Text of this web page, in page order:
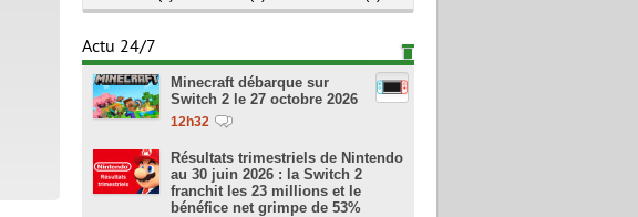
Actu 24/7
Minecraft débarque sur
Switch 2 le 27 octobre 2026
12h32
Résultats trimestriels de Nintendo
au 30 juin 2026 : la Switch 2
franchit les 23 millions et le
bénéfice net grimpe de 53%